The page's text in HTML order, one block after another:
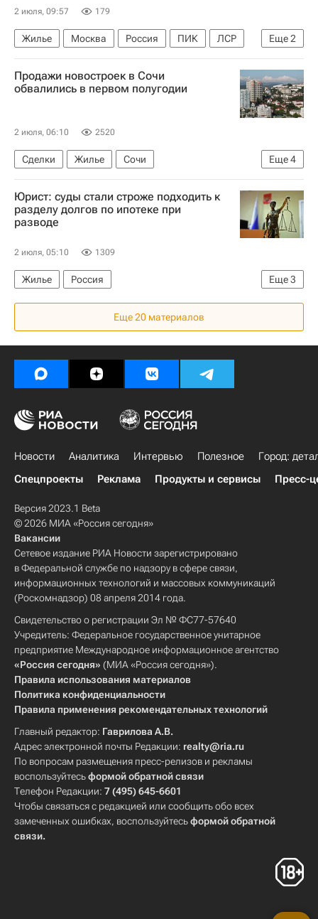
Город: детали – РИА Недвижимость
2 июля, 09:57 179
Еще2
Жилье Москва Россия ПИК
ЛСР
Эталон
Строительство
Продажи новостроек в Сочи
обвалились в первом полугодии
2 июля, 06:10 2520
Еще4
Сделки Жилье
Сочи
Краснодарский край
Краснодар
ЦИАН
Новостройки
Юрист: суды стали строже подходить к
разделу долгов по ипотеке при
разводе
2 июля, 05:10 1309
Еще3
Жилье
Россия
Федеральная служба государственной регистрации, кадастра и картографии (Росреестр)
Кредиты
Еще 20 материалов
Новости Аналитика Интервью Полезное
Город:
Спецпроекты
Реклама Продукты и сервисы Пресс-
Версия 2023.1 Beta
© 2026 МИА «Россия сегодня»
Вакансии
Сетевое издание РИА Новости зарегистрировано
в Федеральной службе по надзору в сфере связи,
информационных технологий и массовых коммуникаций
(Роскомнадзор) 08 апреля 2014 года.
Свидетельство о регистрации Эл № ФС77-57640
Учредитель: Федеральное государственное унитарное
предприятие Международное информационное агентство
«Россия сегодня» (МИА «Россия сегодня»).
Правила использования материалов
Политика конфиденциальности
Правила применения рекомендательных технологий
Главный редактор: Гаврилова А.В.
Адрес электронной почты Редакции: realty@ria.ru
По вопросам размещения пресс-релизов и рекламы
воспользуйтесьформой обратной связи
Телефон Редакции: 7 (495) 645-6601
Чтобы связаться с редакцией или сообщить обо всех
замеченных ошибках, воспользуйтесьформой обратной
связи.